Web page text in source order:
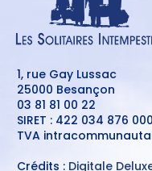
1, rue Gay Lussac
25000 Besançon
03 81 81 00 22
SIRET : 422 034 876
TVA
Crédits : Digitale